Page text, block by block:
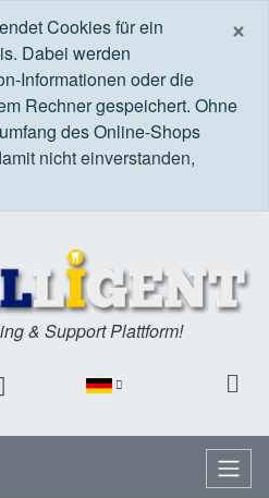
×
Cookies für ein
Dabei werden
Informationen oder die
Rechner gespeichert. Ohne
des Online-Shops
nicht einverstanden,
& Support Plattform!